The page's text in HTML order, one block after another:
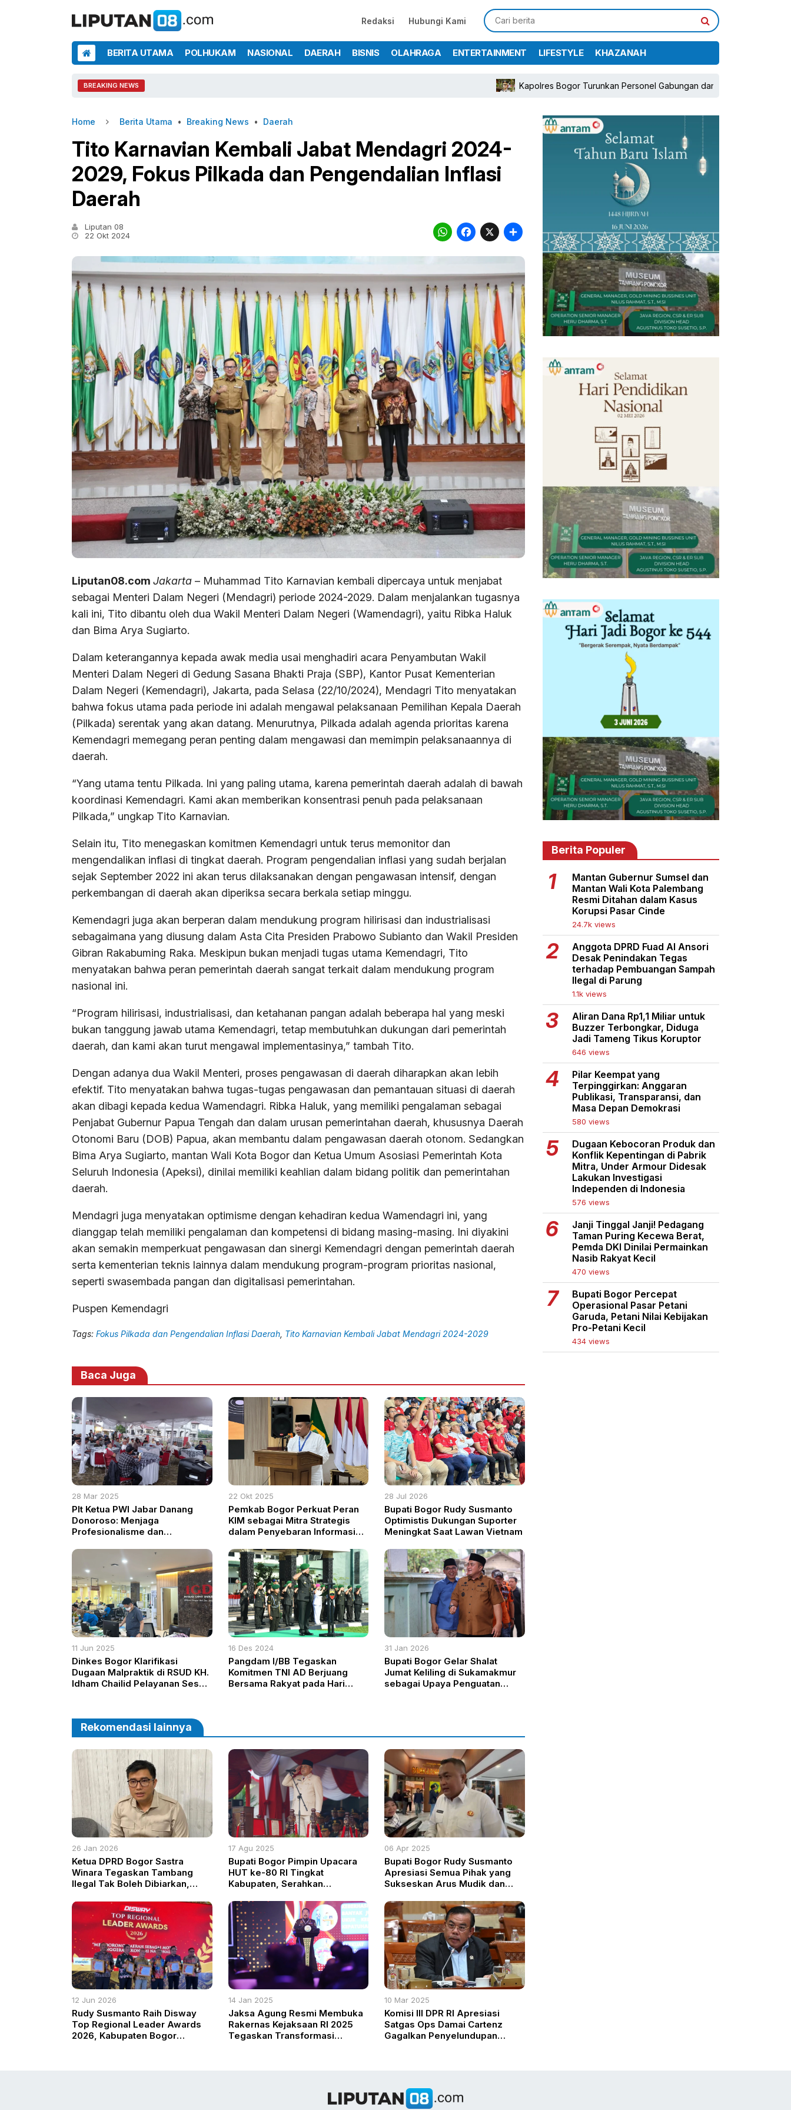
Redaksi Hubungi Kami
BERITA UTAMA POLHUKAM NASIONAL DAERAH BISNIS OLAHRAGA ENTERTAINMENT LIFESTYLE KHAZANAH
BREAKING NEWS Kapolres Bogor Turunkan Personel Gabungan dan Brimob, Prioritaskan
Home Berita Utama • Breaking News • Daerah
Tito Karnavian Kembali Jabat Mendagri 2024-
2029, Fokus Pilkada dan Pengendalian Inflasi
Daerah
Liputan 08
22 Okt 2024
WhatsApp
Facebook
X Share
Liputan08.com Jakarta – Muhammad Tito Karnavian kembali dipercaya untuk menjabat
sebagai Menteri Dalam Negeri (Mendagri) periode 2024-2029. Dalam menjalankan tugasnya
kali ini, Tito dibantu oleh dua Wakil Menteri Dalam Negeri (Wamendagri), yaitu Ribka Haluk
dan Bima Arya Sugiarto.
Dalam keterangannya kepada awak media usai menghadiri acara Penyambutan Wakil
Menteri Dalam Negeri di Gedung Sasana Bhakti Praja (SBP), Kantor Pusat Kementerian
Dalam Negeri (Kemendagri), Jakarta, pada Selasa (22/10/2024), Mendagri Tito menyatakan
bahwa fokus utama pada periode ini adalah mengawal pelaksanaan Pemilihan Kepala Daerah
(Pilkada) serentak yang akan datang. Menurutnya, Pilkada adalah agenda prioritas karena
Kemendagri memegang peran penting dalam mengawasi dan memimpin pelaksanaannya di
daerah.
“Yang utama tentu Pilkada. Ini yang paling utama, karena pemerintah daerah adalah di bawah
koordinasi Kemendagri. Kami akan memberikan konsentrasi penuh pada pelaksanaan
Pilkada,” ungkap Tito Karnavian.
Selain itu, Tito menegaskan komitmen Kemendagri untuk terus memonitor dan
mengendalikan inflasi di tingkat daerah. Program pengendalian inflasi yang sudah berjalan
sejak September 2022 ini akan terus dilaksanakan dengan pengawasan intensif, dengan
perkembangan di daerah akan diperiksa secara berkala setiap minggu.
Kemendagri juga akan berperan dalam mendukung program hilirisasi dan industrialisasi
sebagaimana yang diusung dalam Asta Cita Presiden Prabowo Subianto dan Wakil Presiden
Gibran Rakabuming Raka. Meskipun bukan menjadi tugas utama Kemendagri, Tito
menyatakan bahwa peran pemerintah daerah sangat terkait dalam mendukung program
nasional ini.
“Program hilirisasi, industrialisasi, dan ketahanan pangan adalah beberapa hal yang meski
bukan tanggung jawab utama Kemendagri, tetap membutuhkan dukungan dari pemerintah
daerah, dan kami akan turut mengawal implementasinya,” tambah Tito.
Dengan adanya dua Wakil Menteri, proses pengawasan di daerah diharapkan akan lebih
efektif. Tito menyatakan bahwa tugas-tugas pengawasan dan pemantauan situasi di daerah
akan dibagi kepada kedua Wamendagri. Ribka Haluk, yang memiliki pengalaman sebagai
Penjabat Gubernur Papua Tengah dan dalam urusan pemerintahan daerah, khususnya Daerah
Otonomi Baru (DOB) Papua, akan membantu dalam pengawasan daerah otonom. Sedangkan
Bima Arya Sugiarto, mantan Wali Kota Bogor dan Ketua Umum Asosiasi Pemerintah Kota
Seluruh Indonesia (Apeksi), dinilai memiliki keahlian dalam bidang politik dan pemerintahan
daerah.
Mendagri juga menyatakan optimisme dengan kehadiran kedua Wamendagri ini, yang
dianggap telah memiliki pengalaman dan kompetensi di bidang masing-masing. Ini diyakini
akan semakin memperkuat pengawasan dan sinergi Kemendagri dengan pemerintah daerah
serta kementerian teknis lainnya dalam mendukung program-program prioritas nasional,
seperti swasembada pangan dan digitalisasi pemerintahan.
Puspen Kemendagri
Tags: Fokus Pilkada dan Pengendalian Inflasi Daerah Tito Karnavian Kembali Jabat Mendagri 2024-2029
Baca Juga
28 Mar 2025
Plt Ketua PWI Jabar Danang
Donoroso: Menjaga
Profesionalisme dan
22 Okt 2025
Pemkab Bogor Perkuat Peran
KIM sebagai Mitra Strategis
dalam Penyebaran Informasi
28 Jul 2026
Bupati Bogor Rudy Susmanto
Optimistis Dukungan Suporter
Meningkat Saat Lawan Vietnam
11 Jun 2025
Dinkes Bogor Klarifikasi
Dugaan Malpraktik di RSUD KH.
Idham Chailid Pelayanan Sesuai
16 Des 2024
Pangdam I/BB Tegaskan
Komitmen TNI AD Berjuang
Bersama Rakyat pada Hari
31 Jan 2026
Bupati Bogor Gelar Shalat
Jumat Keliling di Sukamakmur
sebagai Upaya Penguatan
Rekomendasi lainnya
26 Jan 2026
Ketua DPRD Bogor Sastra
Winara Tegaskan Tambang
Ilegal Tak Boleh Dibiarkan,
Keselamatan Warga
17 Agu 2025
Bupati Bogor Pimpin Upacara
HUT ke-80 RI Tingkat
Kabupaten, Serahkan
Berprestasi
06 Apr 2025
Bupati Bogor Rudy Susmanto
Apresiasi Semua Pihak yang
Sukseskan Arus Mudik dan
12 Jun 2026
Rudy Susmanto Raih Disway
Top Regional Leader Awards
2026, Kabupaten Bogor
14 Jan 2025
Jaksa Agung Resmi Membuka
Rakernas Kejaksaan RI 2025
Tegaskan Transformasi
10 Mar 2025
Komisi III DPR RI Apresiasi
Satgas Ops Damai Cartenz
Gagalkan Penyelundupan
Berita Populer
Mantan Gubernur Sumsel dan
Mantan Wali Kota Palembang
Resmi Ditahan dalam Kasus
Korupsi Pasar Cinde
24.7k views
Anggota DPRD Fuad Al Ansori
Desak Penindakan Tegas
terhadap Pembuangan Sampah
Ilegal di Parung
1.1k views
Aliran Dana Rp1,1 Miliar untuk
Buzzer Terbongkar, Diduga
Jadi Tameng Tikus Koruptor
646 views
Pilar Keempat yang
Terpinggirkan: Anggaran
Publikasi, Transparansi, dan
Masa Depan Demokrasi
580 views
Dugaan Kebocoran Produk dan
Konflik Kepentingan di Pabrik
Mitra, Under Armour Didesak
Lakukan Investigasi
Independen di Indonesia
576 views
Janji Tinggal Janji! Pedagang
Taman Puring Kecewa Berat,
Pemda DKI Dinilai Permainkan
Nasib Rakyat Kecil
470 views
Bupati Bogor Percepat
Operasional Pasar Petani
Garuda, Petani Nilai Kebijakan
Pro-Petani Kecil
434 views